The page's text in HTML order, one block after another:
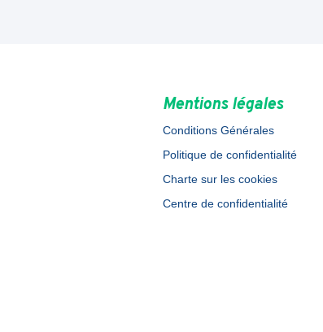
Mentions légales
Conditions Générales
Politique de confidentialité
Charte sur les cookies
Centre de confidentialité